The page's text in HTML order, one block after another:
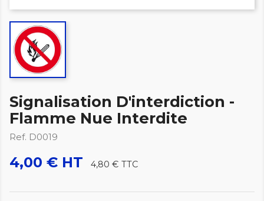
Signalisation D'interdiction -
Flamme Nue Interdite
Ref. D0019
4,00 € HT 4,80 € TTC